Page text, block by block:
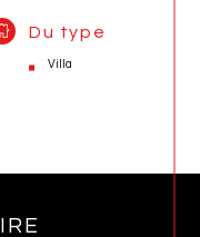
Du type
Villa